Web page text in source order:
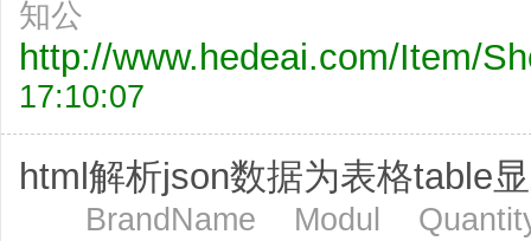
知公
http://www.hedeai.com/Item/
17:10:07
html解析json数据为表格table
BrandName Modul